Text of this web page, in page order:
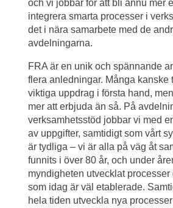
och vi jobbar för att bli ännu mer
integrera smarta processer i
det i nära samarbete med de
avdelningarna.
FRA är en unik och spännande
flera anledningar. Många kanske
viktiga uppdrag i första hand,
mer att erbjuda än så. På
verksamhetsstöd jobbar vi med
av uppgifter, samtidigt som vårt
är tydliga – vi är alla på väg åt
funnits i över 80 år, och under
myndigheten utvecklat processer
som idag är väl etablerade.
hela tiden utveckla nya